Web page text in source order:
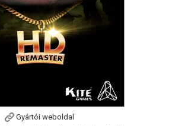
Gyártói weboldal